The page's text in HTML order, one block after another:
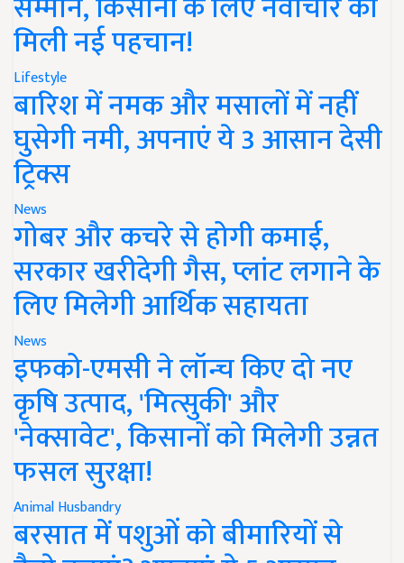
मिली नई पहचान!
Lifestyle
बारिश में नमक और मसालों में नहीं
घुसेगी नमी, अपनाएं ये 3 आसान देसी
ट्रिक्स
News
गोबर और कचरे से होगी कमाई,
सरकार खरीदेगी गैस, प्लांट लगाने के
लिए मिलेगी आर्थिक सहायता
News
इफको-एमसी ने लॉन्च किए दो नए
कृषि उत्पाद, 'मित्सुकी' और
'नेक्सावेट', किसानों को मिलेगी उन्नत
फसल सुरक्षा!
Animal Husbandry
बरसात में पशुओं को बीमारियों से